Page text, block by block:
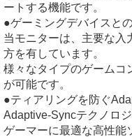
ートする機能です。
●ゲーミングデバイスと
当モニターは、主要な入
方を有しています。
様々なタイプのゲームコ
が可能です。
●ティアリングを防ぐ
Adaptive-Syncテクノロ
ゲーマーに最適な高性能